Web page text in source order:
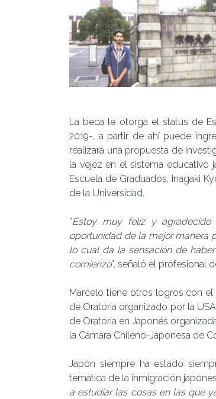
La beca le otorga el status de
2019-, a partir de ahí puede
realizará una propuesta de
la vejez en el sistema educativo
Escuela de Graduados, Inagaki
de la Universidad.
“Estoy muy feliz y agradecido
oportunidad de la mejor manera
lo cual da la sensación de
comienzo”, señaló el profesional
Marcelo tiene otros logros con
de Oratoria organizado por la
de Oratoria en Japonés
la Cámara Chileno-Japonesa de
Japón siempre ha estado
temática de la inmigración
a estudiar las cosas en las que